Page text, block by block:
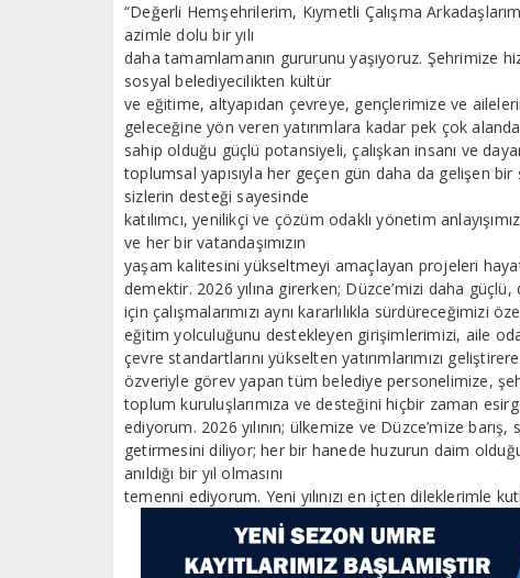
“Değerli Hemşehrilerim, Kıymetli Çalışma
azimle dolu bir yılı
daha tamamlamanın gururunu yaşıyoruz. Şehrimize
sosyal belediyecilikten kültür
ve eğitime, altyapıdan çevreye, gençlerimize ve
geleceğine yön veren yatırımlara kadar pek çok
sahip olduğu güçlü potansiyeli, çalışkan insanı ve
toplumsal yapısıyla her geçen gün daha da gelişen
sizlerin desteği sayesinde
katılımcı, yenilikçi ve çözüm odaklı yönetim
ve her bir vatandaşımızın
yaşam kalitesini yükseltmeyi amaçlayan projeleri
demektir. 2026 yılına girerken; Düzce’mizi daha
için çalışmalarımızı aynı kararlılıkla
eğitim yolculuğunu destekleyen girişimlerimizi, aile
çevre standartlarını yükselten yatırımlarımızı
özveriyle görev yapan tüm belediye personelimize,
toplum kuruluşlarımıza ve desteğini hiçbir zaman
ediyorum. 2026 yılının; ülkemize ve Düzce’mize
getirmesini diliyor; her bir hanede huzurun daim
anıldığı bir yıl olmasını
temenni ediyorum. Yeni yılınızı en içten dileklerimle